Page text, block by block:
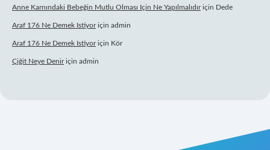
Anne Karnındaki Bebeğin Mutlu Olması Için Ne Yapılmalıdıriçin Dede
Araf 176 Ne Demek Istiyoriçin admin
Araf 176 Ne Demek Istiyoriçin Kör
Çiğit Neye Deniriçin admin
www.betexper.xyz/